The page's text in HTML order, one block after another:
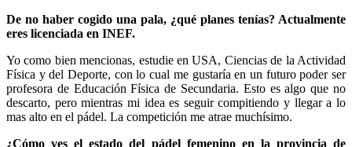
De no haber cogido una pala, ¿qué planes tenías? Actualmente
eres licenciada en INEF.
Yo como bien mencionas, estudie en USA, Ciencias de la Actividad
Física y del Deporte, con lo cual me gustaría en un futuro poder ser
profesora de Educación Física de Secundaria. Esto es algo que no
descarto, pero mientras mi idea es seguir compitiendo y llegar a lo
mas alto en el pádel. La competición me atrae muchísimo.
¿Cómo ves el estado del pádel femenino en la provincia de